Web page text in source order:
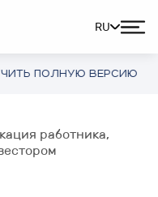
RU
ПОЛНУЮ ВЕРСИЮ
работника,